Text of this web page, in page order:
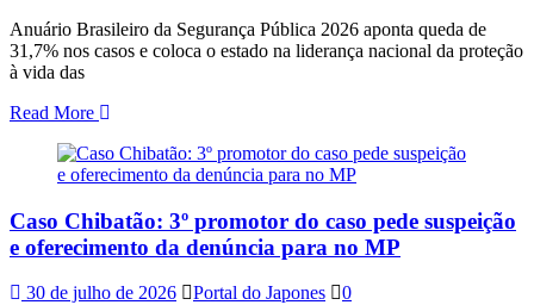
Anuário Brasileiro da Segurança Pública 2026 aponta queda de
31,7% nos casos e coloca o estado na liderança nacional da proteção
à vida das
Read More
Caso Chibatão: 3º promotor do caso pede suspeição
e oferecimento da denúncia para no MP
30 de julho de 2026 Portal do Japones 0